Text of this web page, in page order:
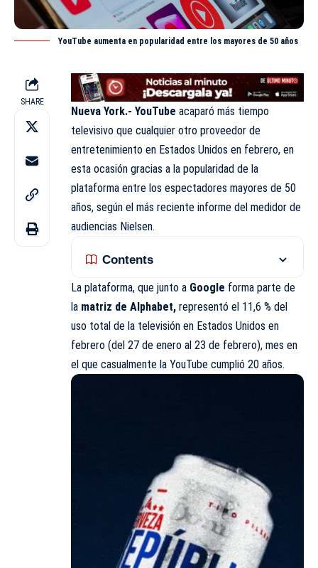
YouTube aumenta en popularidad entre los mayores de 50 años
SHARE
Nueva York.- YouTube acaparó más tiempo
televisivo que cualquier otro proveedor de
entretenimiento en Estados Unidos en febrero, en
esta ocasión gracias a la popularidad de la
plataforma entre los espectadores mayores de 50
años, según el más reciente informe del medidor de
audiencias Nielsen.
Contents
La plataforma, que junto a Google forma parte de
la matriz de Alphabet, representó el 11,6 % del
uso total de la televisión en Estados Unidos en
febrero (del 27 de enero al 23 de febrero), mes en
el que casualmente la YouTube cumplió 20 años.